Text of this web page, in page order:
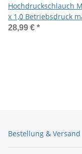
Hochdruckschlauch
x 1,0 Betriebsdruck
415 bar mit
28,99 € *
Bestellung & Versand